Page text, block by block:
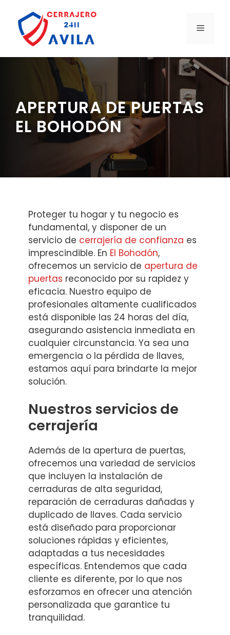
contenido
MENÚ
APERTURA DE PUERTAS
EL BOHODÓN
Proteger tu hogar y tu negocio es
fundamental, y disponer de un
servicio de cerrajería de confianza es
imprescindible. En El Bohodón,
ofrecemos un servicio de apertura de
puertas reconocido por su rapidez y
eficacia. Nuestro equipo de
profesionales altamente cualificados
está disponible las 24 horas del día,
asegurando asistencia inmediata en
cualquier circunstancia. Ya sea una
emergencia o la pérdida de llaves,
estamos aquí para brindarte la mejor
solución.
Nuestros servicios de
cerrajería
Además de la apertura de puertas,
ofrecemos una variedad de servicios
que incluyen la instalación de
cerraduras de alta seguridad,
reparación de cerraduras dañadas y
duplicado de llaves. Cada servicio
está diseñado para proporcionar
soluciones rápidas y eficientes,
adaptadas a tus necesidades
específicas. Entendemos que cada
cliente es diferente, por lo que nos
esforzamos en ofrecer una atención
personalizada que garantice tu
tranquilidad.